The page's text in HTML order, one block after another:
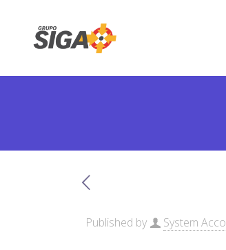
Une
Published by System